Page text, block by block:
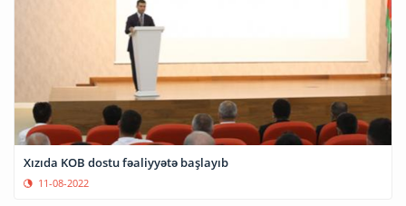
Xızıda KOB dostu fəaliyyətə başlayıb
11-08-2022